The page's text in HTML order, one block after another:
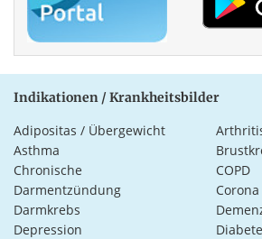
Indikationen / Krankheitsbilder
Adipositas / Übergewicht
Asthma
Chronische
Darmentzündung
COPD
Corona
Darmkrebs
Depression